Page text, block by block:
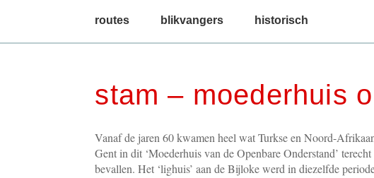
routes blikvangers historisch
stam – moederhuis
Vanaf de jaren 60 kwamen heel wat Turkse en Noord-
Gent in dit ‘Moederhuis van de Openbare Onderstand’
bevallen. Het ‘lighuis’ aan de Bijloke werd in diezelfde